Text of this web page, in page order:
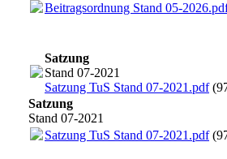
Beitragsordnung Stand 05-
Satzung
Stand 07-2021
Satzung TuS Stand 07-2021.pdf
Satzung
Stand 07-2021
Satzung TuS Stand 07-2021.pdf